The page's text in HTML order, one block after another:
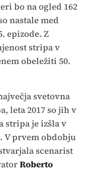
bo na ogled 162
nastale med
epizode. Z
stripa v
obeležiti 50.
svetovna
leta 2017 so jih v
stripa je izšla v
V prvem obdobju
scenarist
Roberto